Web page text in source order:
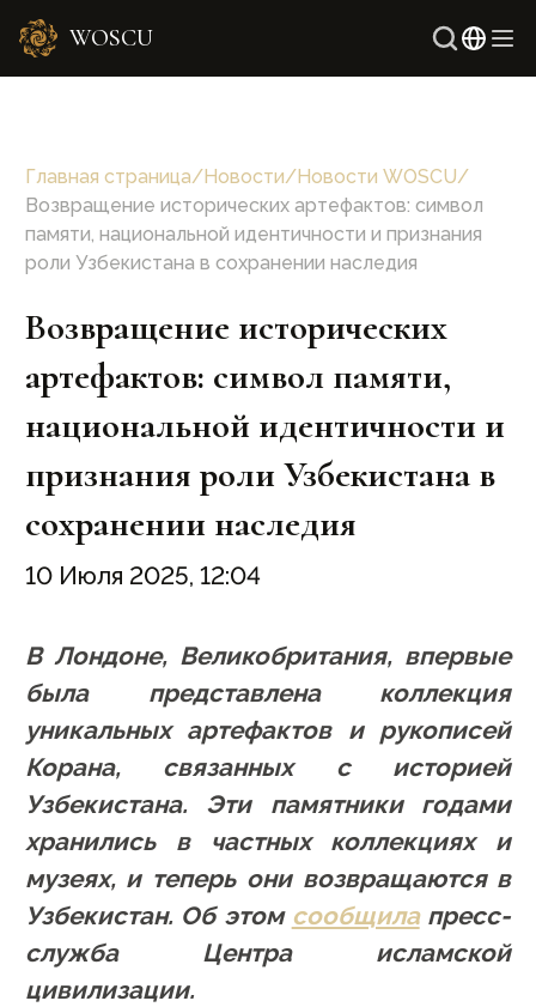
WOSCU
Главная страница/Новости/Новости WOSCU/
Возвращение исторических артефактов: символ
памяти, национальной идентичности и признания
роли Узбекистана в сохранении наследия
Возвращение исторических
артефактов: символ памяти,
национальной идентичности и
признания роли Узбекистана в
сохранении наследия
10 Июля 2025, 12:04
В Лондоне, Великобритания, впервые
была представлена коллекция
уникальных артефактов и рукописей
Корана, связанных с историей
Узбекистана. Эти памятники годами
хранились в частных коллекциях и
музеях, и теперь они возвращаются в
Узбекистан. Об этом сообщилапресс-
служба Центра исламской
цивилизации.